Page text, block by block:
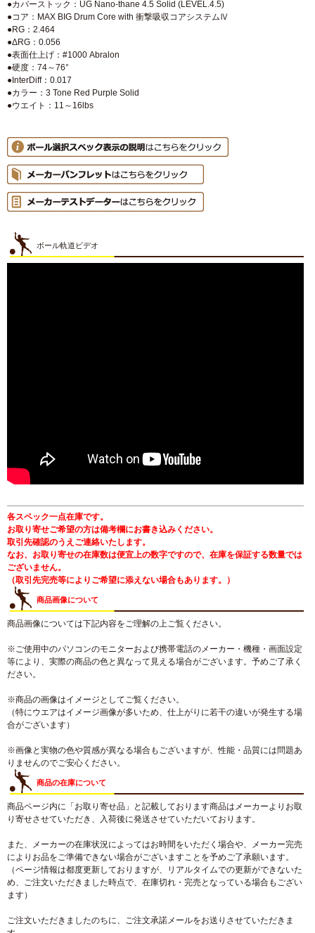
●カバーストック：UG Nano-thane 4.5 Solid (LEVEL.4.5)
●コア：MAX BIG Drum Core with 衝撃吸収コアシステムⅣ
●RG：2.464
●ΔRG：0.056
●表面仕上げ：#1000 Abralon
●硬度：74～76°
●InterDiff：0.017
●カラー：3 Tone Red Purple Solid
●ウエイト：11～16lbs
ボール軌道ビデオ
各スペック一点在庫です。
お取り寄せご希望の方は備考欄にお書き込みください。
取引先確認のうえご連絡いたします。
なお、お取り寄せの在庫数は便宜上の数字ですので、在庫を保証する数量では
ございません。
（取引先完売等によりご希望に添えない場合もあります。）
商品画像について
商品画像については下記内容をご理解の上ご覧ください。
※ご使用中のパソコンのモニターおよび携帯電話のメーカー・機種・画面設定
等により、実際の商品の色と異なって見える場合がございます。予めご了承く
ださい。
※商品の画像はイメージとしてご覧ください。
（特にウエアはイメージ画像が多いため、仕上がりに若干の違いが発生する場
合がございます）
※画像と実物の色や質感が異なる場合もございますが、性能・品質には問題あ
りませんのでご安心ください。
商品の在庫について
商品ページ内に「お取り寄せ品」と記載しております商品はメーカーよりお取
り寄せさせていただき、入荷後に発送させていただいております。
また、メーカーの在庫状況によってはお時間をいただく場合や、メーカー完売
によりお品をご準備できない場合がございますことを予めご了承願います。
（ページ情報は都度更新しておりますが、リアルタイムでの更新ができないた
め、ご注文いただきました時点で、在庫切れ・完売となっている場合もござい
ます）
ご注文いただきましたのちに、ご注文承諾メールをお送りさせていただきま